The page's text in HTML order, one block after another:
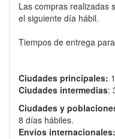
Las compras realizadas
el siguiente día hábil.
Tiempos de entrega
Ciudades principales:
Ciudades intermedias:
Ciudades y
8 días hábiles.
Envíos internacionales: